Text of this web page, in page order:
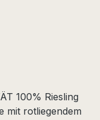
100% Riesling
mit rotliegendem